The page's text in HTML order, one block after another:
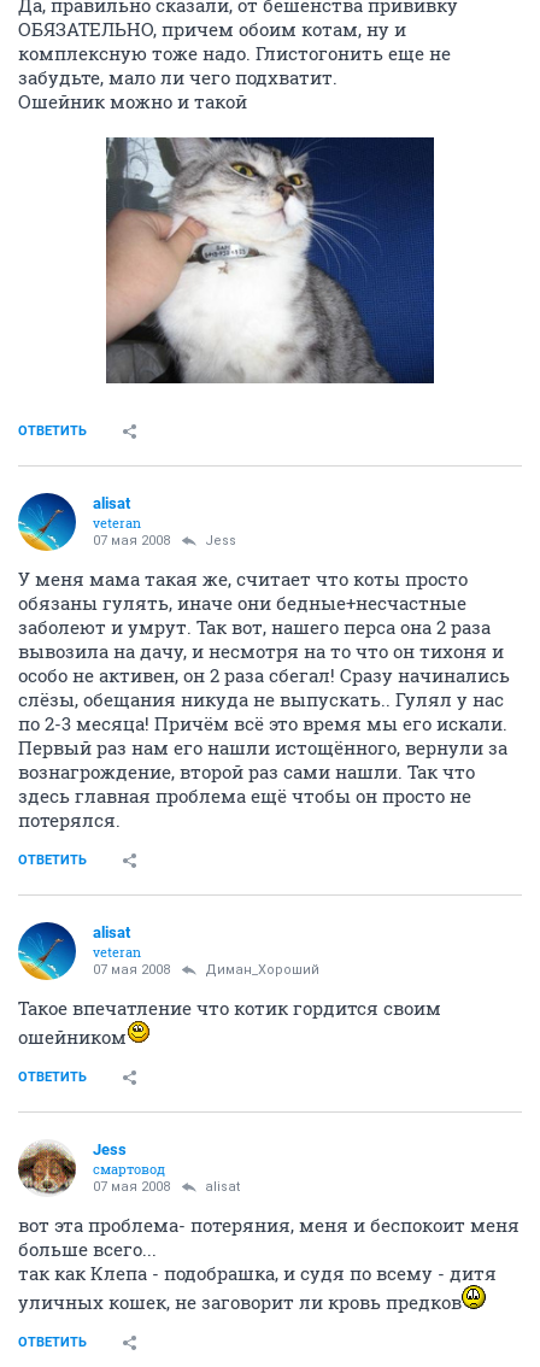
Да, правильно сказали, от бешенства прививку
ОБЯЗАТЕЛЬНО, причем обоим котам, ну и
комплексную тоже надо. Глистогонить еще не
забудьте, мало ли чего подхватит.
Ошейник можно и такой
ОТВЕТИТЬ
alisat
veteran
07 мая 2008 Jess
У меня мама такая же, считает что коты просто
обязаны гулять, иначе они бедные+несчастные
заболеют и умрут. Так вот, нашего перса она 2 раза
вывозила на дачу, и несмотря на то что он тихоня и
особо не активен, он 2 раза сбегал! Сразу начинались
слёзы, обещания никуда не выпускать.. Гулял у нас
по 2-3 месяца! Причём всё это время мы его искали.
Первый раз нам его нашли истощённого, вернули за
вознагрождение, второй раз сами нашли. Так что
здесь главная проблема ещё чтобы он просто не
потерялся.
ОТВЕТИТЬ
alisat
veteran
07 мая 2008 Диман_Хороший
Такое впечатление что котик гордится своим
ошейником
ОТВЕТИТЬ
Jess
смартовод
07 мая 2008 alisat
вот эта проблема- потеряния, меня и беспокоит меня
больше всего...
так как Клепа - подобрашка, и судя по всему - дитя
уличных кошек, не заговорит ли кровь предков
ОТВЕТИТЬ